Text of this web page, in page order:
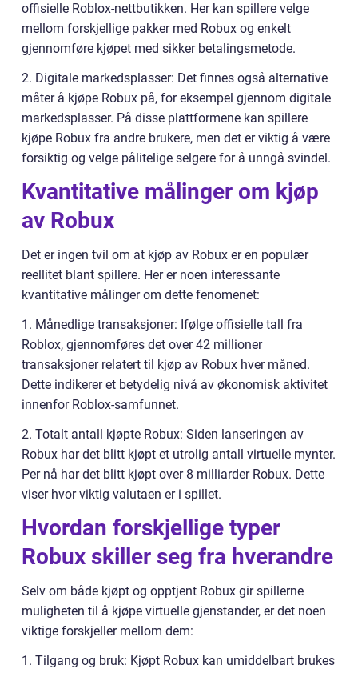
offisielle Roblox-nettbutikken. Her kan spillere velge
mellom forskjellige pakker med Robux og enkelt
gjennomføre kjøpet med sikker betalingsmetode.
2. Digitale markedsplasser: Det finnes også alternative
måter å kjøpe Robux på, for eksempel gjennom digitale
markedsplasser. På disse plattformene kan spillere
kjøpe Robux fra andre brukere, men det er viktig å være
forsiktig og velge pålitelige selgere for å unngå svindel.
Kvantitative målinger om kjøp
av Robux
Det er ingen tvil om at kjøp av Robux er en populær
reellitet blant spillere. Her er noen interessante
kvantitative målinger om dette fenomenet:
1. Månedlige transaksjoner: Ifølge offisielle tall fra
Roblox, gjennomføres det over 42 millioner
transaksjoner relatert til kjøp av Robux hver måned.
Dette indikerer et betydelig nivå av økonomisk aktivitet
innenfor Roblox-samfunnet.
2. Totalt antall kjøpte Robux: Siden lanseringen av
Robux har det blitt kjøpt et utrolig antall virtuelle mynter.
Per nå har det blitt kjøpt over 8 milliarder Robux. Dette
viser hvor viktig valutaen er i spillet.
Hvordan forskjellige typer
Robux skiller seg fra hverandre
Selv om både kjøpt og opptjent Robux gir spillerne
muligheten til å kjøpe virtuelle gjenstander, er det noen
viktige forskjeller mellom dem:
1. Tilgang og bruk: Kjøpt Robux kan umiddelbart brukes